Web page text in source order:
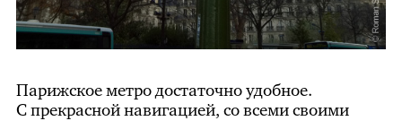
Парижское метро достаточно удобное.
С прекрасной навигацией, со всеми своими